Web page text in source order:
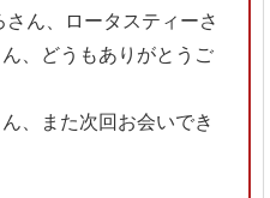
さん、ロータスティーさ
、どうもありがとうご
、また次回お会いでき